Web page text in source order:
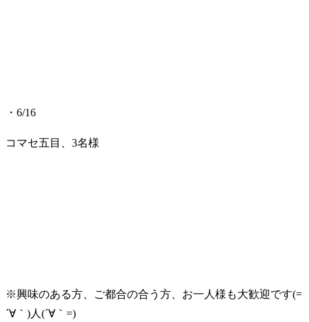
・6/16
コマセ五目、3名様
※興味のある方、ご都合の合う方、お一人様も大歓迎です(=
´∀｀)人(´∀｀=)